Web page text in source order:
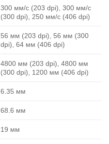
300 мм/с (203 dpi), 300 мм/с
(300 dpi), 250 мм/с (406 dpi)
56 мм (203 dpi), 56 мм (300
dpi), 64 мм (406 dpi)
4800 мм (203 dpi), 4800 мм
(300 dpi), 1200 мм (406 dpi)
6.35 мм
68.6 мм
19 мм